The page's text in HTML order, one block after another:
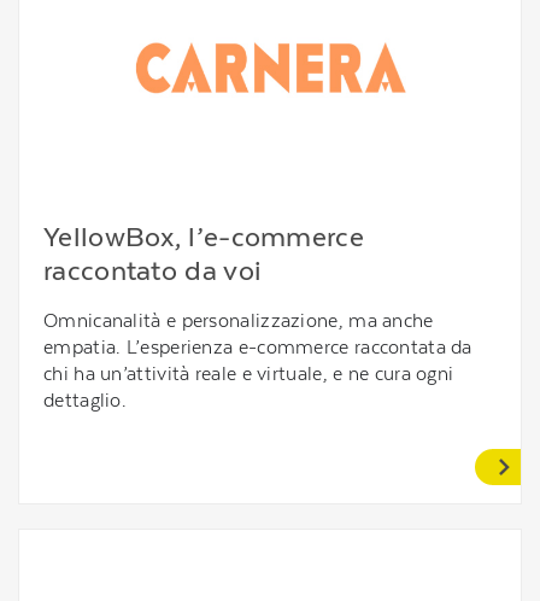
YellowBox, l’e-commerce
raccontato da voi
Omnicanalità e personalizzazione, ma anche
empatia. L’esperienza e-commerce raccontata da
chi ha un’attività reale e virtuale, e ne cura ogni
dettaglio.